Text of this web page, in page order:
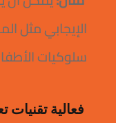
الإيجابي مثل
سلوكيات
فعالية